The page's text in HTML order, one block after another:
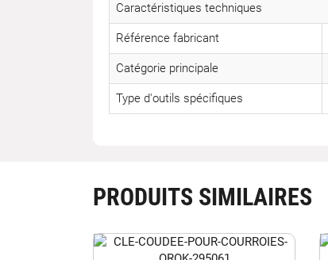
Caractéristiques techniques
Référence fabricant
Catégorie principale
Type d'outils spécifiques
PRODUITS SIMILAIRES